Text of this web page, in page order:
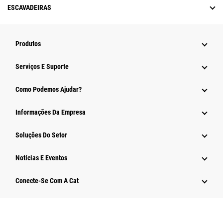
ESCAVADEIRAS
Produtos
Serviços E Suporte
Como Podemos Ajudar?
Informações Da Empresa
Soluções Do Setor
Notícias E Eventos
Conecte-Se Com A Cat